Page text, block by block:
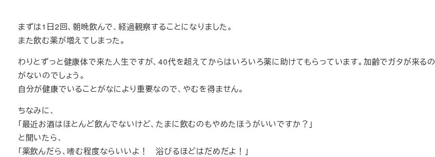
まずは1日2回、朝晩飲んで、経過観察することになりました。
また飲む薬が増えてしまった。
わりとずっと健康体で来た人生ですが、40代を超えてからはいろいろ薬に助けてもらっています。加齢でガタが来る
がないのでしょう。
自分が健康でいることがなにより重要なので、やむを得ません。
ちなみに、
「最近お酒はほとんど飲んでないけど、たまに飲むのもやめたほうがいいですか？」
と聞いたら、
「薬飲んだら、嗜む程度ならいいよ！ 浴びるほどはだめだよ！」